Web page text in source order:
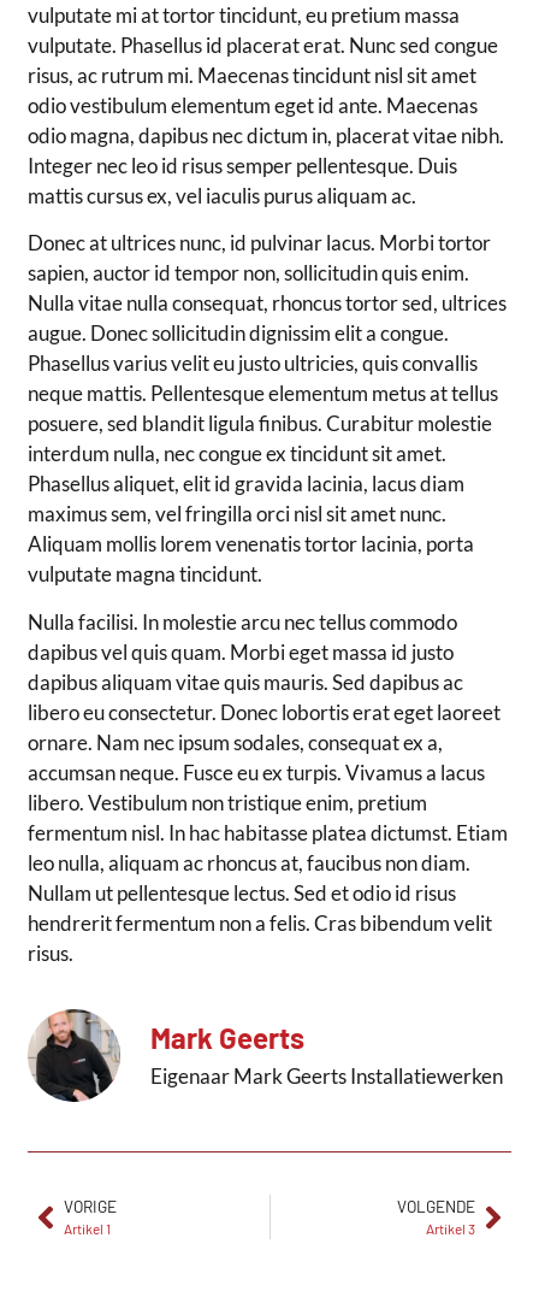
vulputate mi at tortor tincidunt, eu pretium massa
vulputate. Phasellus id placerat erat. Nunc sed congue
risus, ac rutrum mi. Maecenas tincidunt nisl sit amet
odio vestibulum elementum eget id ante. Maecenas
odio magna, dapibus nec dictum in, placerat vitae nibh.
Integer nec leo id risus semper pellentesque. Duis
mattis cursus ex, vel iaculis purus aliquam ac.
Donec at ultrices nunc, id pulvinar lacus. Morbi tortor
sapien, auctor id tempor non, sollicitudin quis enim.
Nulla vitae nulla consequat, rhoncus tortor sed, ultrices
augue. Donec sollicitudin dignissim elit a congue.
Phasellus varius velit eu justo ultricies, quis convallis
neque mattis. Pellentesque elementum metus at tellus
posuere, sed blandit ligula finibus. Curabitur molestie
interdum nulla, nec congue ex tincidunt sit amet.
Phasellus aliquet, elit id gravida lacinia, lacus diam
maximus sem, vel fringilla orci nisl sit amet nunc.
Aliquam mollis lorem venenatis tortor lacinia, porta
vulputate magna tincidunt.
Nulla facilisi. In molestie arcu nec tellus commodo
dapibus vel quis quam. Morbi eget massa id justo
dapibus aliquam vitae quis mauris. Sed dapibus ac
libero eu consectetur. Donec lobortis erat eget laoreet
ornare. Nam nec ipsum sodales, consequat ex a,
accumsan neque. Fusce eu ex turpis. Vivamus a lacus
libero. Vestibulum non tristique enim, pretium
fermentum nisl. In hac habitasse platea dictumst. Etiam
leo nulla, aliquam ac rhoncus at, faucibus non diam.
Nullam ut pellentesque lectus. Sed et odio id risus
hendrerit fermentum non a felis. Cras bibendum velit
risus.
Mark Geerts
Eigenaar Mark Geerts Installatiewerken
VORIGE
Artikel 1
VOLGENDE
Artikel 3